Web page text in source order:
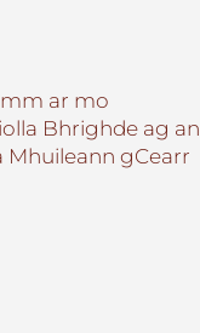
ar mo
Bhrighde ag an
Mhuileann gCearr